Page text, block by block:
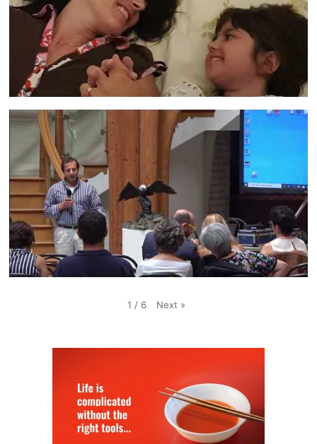
1 / 6 Next »